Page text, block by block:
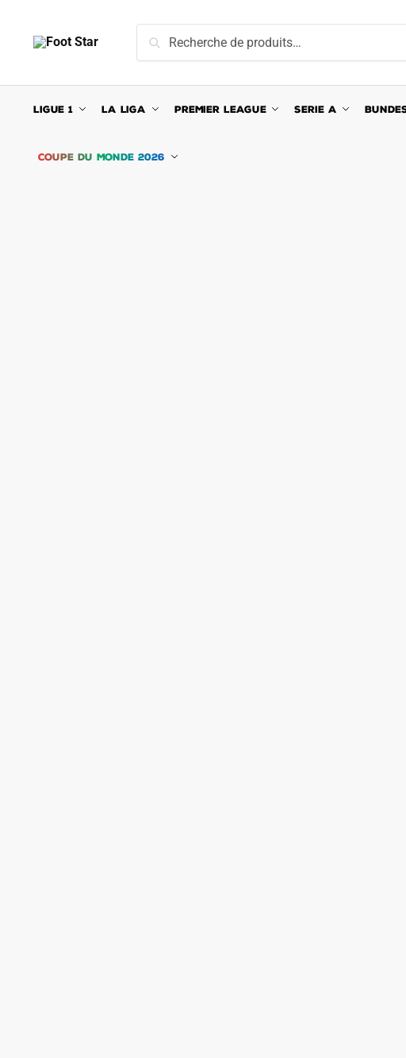
navigation
content
pour :
Recherche
LIGUE 1 LA LIGA PREMIER LEAGUE SERIE A
COUPE DU MONDE 2026